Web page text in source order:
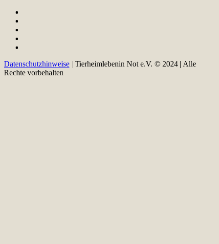
Datenschutzhinweise | Tierheimlebenin Not e.V. © 2024 | Alle
Rechte vorbehalten